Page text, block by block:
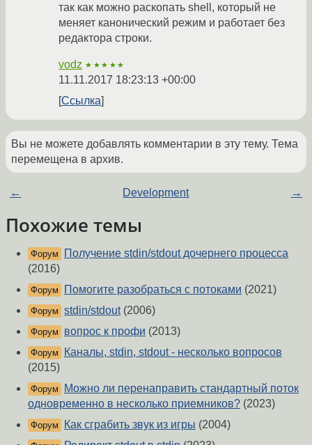
так как можно раскопать shell, который не
меняет канонический режим и работает без
редактора строки.
vodz ★★★★★
11.11.2017 18:23:13 +00:00
Ссылка
Вы не можете добавлять комментарии в эту тему. Тема
перемещена в архив.
← Development →
Похожие темы
Форум
Получение stdin/stdout дочернего процесса
(2016)
Форум Помогите разобраться с потоками (2021)
Форум stdin/stdout(2006)
Форум вопрос к профи (2013)
Форум
Каналы, stdin, stdout - несколько вопросов
(2015)
Форум
Можно ли перенаправить стандартный поток
одновременно в несколько приемников? (2023)
Форум Как сграбить звук из игры (2004)